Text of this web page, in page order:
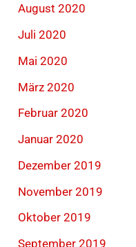
August 2020
Juli 2020
Mai 2020
März 2020
Februar 2020
Januar 2020
Dezember 2019
November 2019
Oktober 2019
September 2019